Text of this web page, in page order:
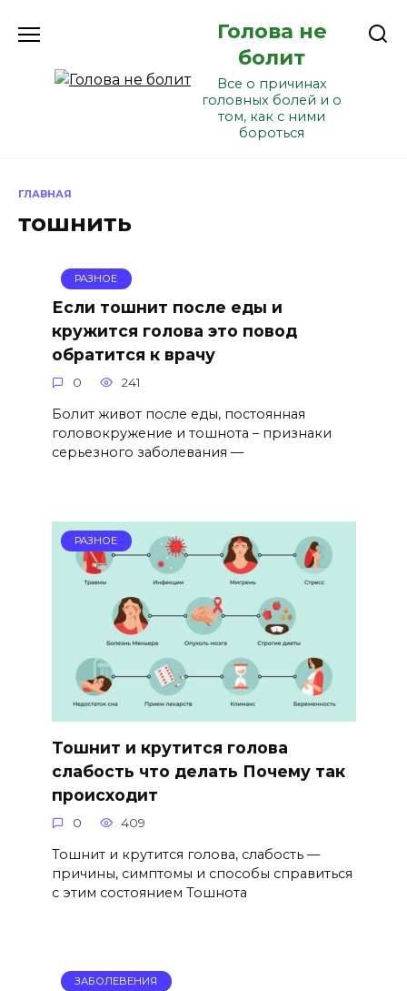
Голова не
болит
Все о причинах
головных болей и о
том, как с ними
бороться
ГЛАВНАЯ
тошнить
РАЗНОЕ
Если тошнит после еды и
кружится голова это повод
обратится к врачу
0 241
Болит живот после еды, постоянная
головокружение и тошнота – признаки
серьезного заболевания —
РАЗНОЕ
Тошнит и крутится голова
слабость что делать Почему так
происходит
0 409
Тошнит и крутится голова, слабость —
причины, симптомы и способы справиться
с этим состоянием Тошнота
ЗАБОЛЕВЕНИЯ